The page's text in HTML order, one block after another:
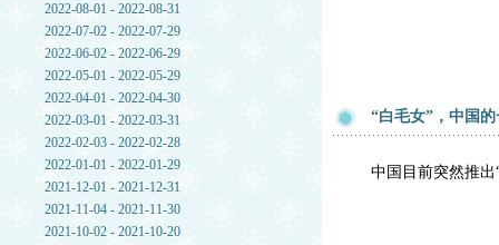
2022-08-01 - 2022-08-31
2022-07-02 - 2022-07-29
2022-06-02 - 2022-06-29
2022-05-01 - 2022-05-29
2022-04-01 - 2022-04-30
2022-03-01 - 2022-03-31
2022-02-03 - 2022-02-28
2022-01-01 - 2022-01-29
2021-12-01 - 2021-12-31
2021-11-04 - 2021-11-30
2021-10-02 - 2021-10-20
“白毛女”，中国
中国目前突然推